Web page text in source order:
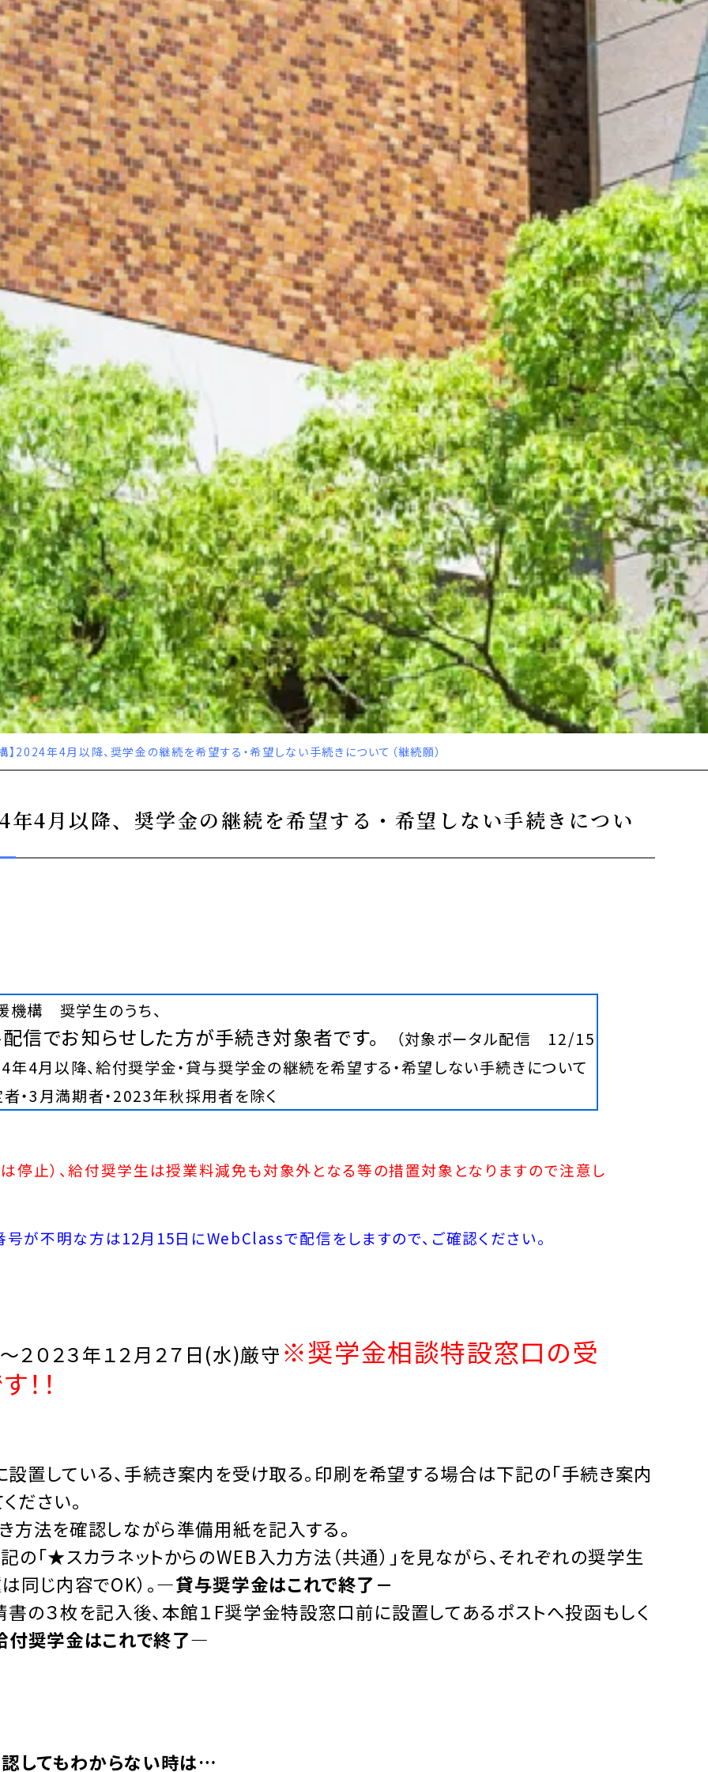
】2024年4月以降、奨学金の継続を希望する・希望しない手続きについて（継続願）
4月以降、奨学金の継続を希望する・希望しない手続きについ
機構 奨学生のうち、
信でお知らせした方が手続き対象者です。
（対象ポータル配信 12/15
年4月以降、給付奨学金・貸与奨学金の継続を希望する・希望しない手続きについて
・3月満期者・2023年秋採用者を除く
停止）、給付奨学生は授業料減免も対象外となる等の措置対象となりますので注意し
が不明な方は12月15日にWebClassで配信をしますので、ご確認ください。
２０２３年１２月２７日(水)厳守 ※奨学金相談特設窓口の受
！
している、手続き案内を受け取る。印刷を希望する場合は下記の「手続き案内
ださい。
法を確認しながら準備用紙を記入する。
「★スカラネットからのWEB入力方法（共通）」を見ながら、それぞれの奨学生
同じ内容でOK）。―貸与奨学金はこれで終了－
３枚を記入後、本館１F奨学金特設窓口前に設置してあるポストへ投函もしく
付奨学金はこれで終了―
してもわからない時は…